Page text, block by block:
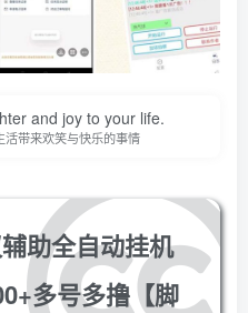
and joy to your life.
带来欢笑与快乐的事情
助全自动挂机
多号多撸【脚